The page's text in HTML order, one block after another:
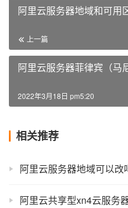
阿里云服务器地域和可用
上一篇
阿里云服务器菲律宾（马
2022年3月18日 pm5:20
相关推荐
阿里云服务器地域可以
阿里云共享型xn4云服务